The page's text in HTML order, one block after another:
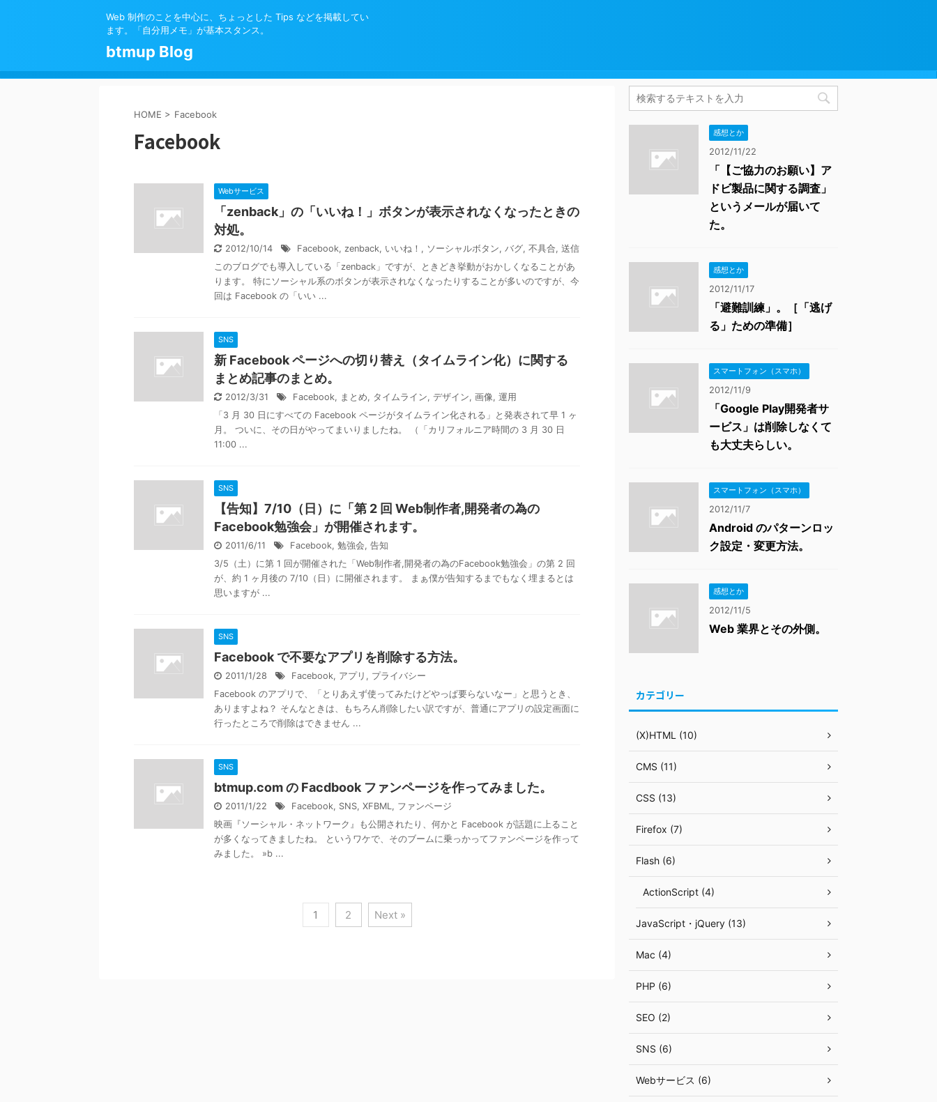
Web 制作のことを中心に、ちょっとした Tips などを掲載してい
ます。「自分用メモ」が基本スタンス。
btmup Blog
HOME > Facebook
Facebook
Webサービス
「zenback」の「いいね！」ボタンが表示されなくなったときの
対処。
2012/10/14 Facebook, zenback, いいね！ , ソーシャルボタン, バグ, 不具合, 送信
このブログでも導入している「zenback」ですが、ときどき挙動がおかしくなることがあ
ります。 特にソーシャル系のボタンが表示されなくなったりすることが多いのですが、今
回は Facebook の「いい ...
SNS
新 Facebook ページへの切り替え（タイムライン化）に関する
まとめ記事のまとめ。
2012/3/31 Facebook, まとめ, タイムライン, デザイン, 画像, 運用
「3 月 30 日にすべての Facebook ページがタイムライン化される」と発表されて早 1 ヶ
月。 ついに、その日がやってまいりましたね。 （「カリフォルニア時間の 3 月 30 日
11:00 ...
SNS
【告知】7/10（日）に「第 2 回 Web制作者,開発者の為の
Facebook勉強会」が開催されます。
2011/6/11 Facebook, 勉強会, 告知
3/5（土）に第 1 回が開催された「Web制作者,開発者の為のFacebook勉強会」の第 2 回
が、約 1 ヶ月後の 7/10（日）に開催されます。 まぁ僕が告知するまでもなく埋まるとは
思いますが ...
SNS
Facebook で不要なアプリを削除する方法。
2011/1/28 Facebook, アプリ , プライバシー
Facebook のアプリで、「とりあえず使ってみたけどやっぱ要らないなー」と思うとき、
ありますよね？ そんなときは、もちろん削除したい訳ですが、普通にアプリの設定画面に
行ったところで削除はできません ...
SNS
btmup.com の Facdbook ファンページを作ってみました。
2011/1/22 Facebook, SNS, XFBML, ファンページ
映画『ソーシャル・ネットワーク』も公開されたり、何かと Facebook が話題に上ること
が多くなってきましたね。 というワケで、そのブームに乗っかってファンページを作って
みました。 »b ...
1 2 Next »
感想とか
2012/11/22
「【ご協力のお願い】ア
ドビ製品に関する調査」
というメールが届いて
た。
感想とか
2012/11/17
「避難訓練」。［「逃げ
る」ための準備］
スマートフォン（スマホ）
2012/11/9
「Google Play開発者サ
ービス」は削除しなくて
も大丈夫らしい。
スマートフォン（スマホ）
2012/11/7
Android のパターンロッ
ク設定・変更方法。
感想とか
2012/11/5
Web 業界とその外側。
カテゴリー
(X)HTML (10)
CMS (11)
CSS (13)
Firefox (7)
Flash (6)
ActionScript (4)
JavaScript・jQuery (13)
Mac (4)
PHP (6)
SEO (2)
SNS (6)
Webサービス (6)